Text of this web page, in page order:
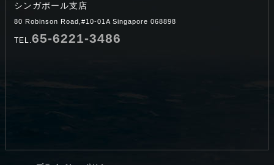
シンガポール支店
80 Robinson Road,#10-01A Singapore 068898
TEL.65-6221-3486